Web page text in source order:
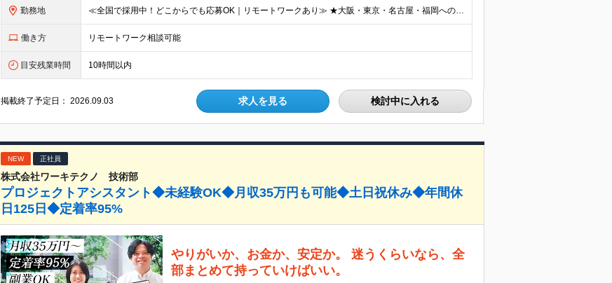
勤務地 ≪全国で採用中！どこからでも応募OK｜リモートワークあり≫ ★大阪・東京・名古屋・福岡への引っ越し補助制度あり ★会社都合の転居を伴う転勤はなし ‥‥━━━━━━ ご自宅から通いやすいエリアや希望す
働き方 リモートワーク相談可能
目安残業時間 10時間以内
掲載終了予定日：2026.09.03 求人を見る 検討中に入れる
NEW 正社員
株式会社ワーキテクノ 技術部
プロジェクトアシスタント◆未経験OK◆月収35万円も可能◆土日祝休み◆年間休
日125日◆定着率95%
やりがいか、お金か、安定か。 迷うくらいなら、全
部まとめて持っていけばいい。